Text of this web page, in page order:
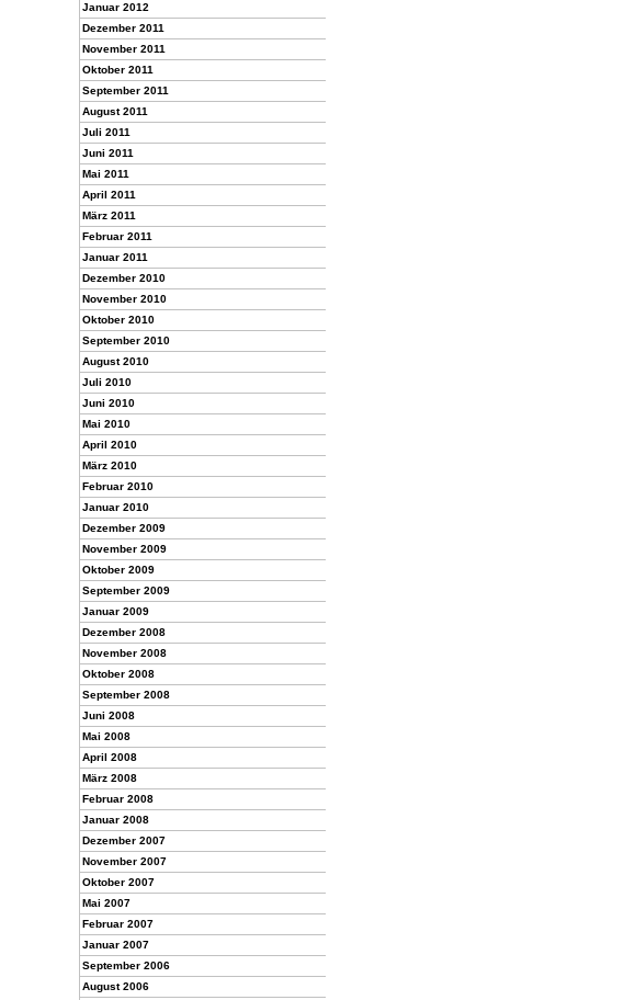
Januar 2012
Dezember 2011
November 2011
Oktober 2011
September 2011
August 2011
Juli 2011
Juni 2011
Mai 2011
April 2011
März 2011
Februar 2011
Januar 2011
Dezember 2010
November 2010
Oktober 2010
September 2010
August 2010
Juli 2010
Juni 2010
Mai 2010
April 2010
März 2010
Februar 2010
Januar 2010
Dezember 2009
November 2009
Oktober 2009
September 2009
Januar 2009
Dezember 2008
November 2008
Oktober 2008
September 2008
Juni 2008
Mai 2008
April 2008
März 2008
Februar 2008
Januar 2008
Dezember 2007
November 2007
Oktober 2007
Mai 2007
Februar 2007
Januar 2007
September 2006
August 2006